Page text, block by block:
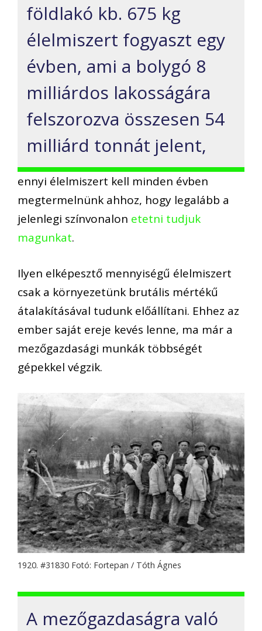
földlakó kb. 675 kg
élelmiszert fogyaszt egy
évben, ami a bolygó 8
milliárdos lakosságára
felszorozva összesen 54
milliárd tonnát jelent,
ennyi élelmiszert kell minden évben
megtermelnünk ahhoz, hogy legalább a
jelenlegi színvonalon etetni tudjuk
magunkat.
Ilyen elképesztő mennyiségű élelmiszert
csak a környezetünk brutális mértékű
átalakításával tudunk előállítani. Ehhez az
ember saját ereje kevés lenne, ma már a
mezőgazdasági munkák többségét
gépekkel végzik.
1920. #31830 Fotó: Fortepan / Tóth Ágnes
A mezőgazdaságra való